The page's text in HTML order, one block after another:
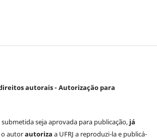
autorais - Autorização para
seja aprovada para publicação, já
autorautoriza a UFRJ a reproduzi-la e publicá-